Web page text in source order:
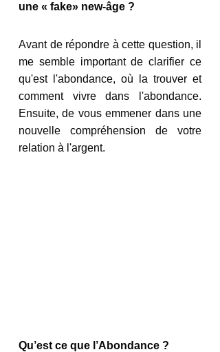
une « fake» new-âge ?
Avant de répondre à cette question, il
me semble important de clarifier ce
qu'est l'abondance, où la trouver et
comment vivre dans l'abondance.
Ensuite, de vous emmener dans une
nouvelle compréhension de votre
relation à l'argent.
Qu’est ce que l’Abondance ?